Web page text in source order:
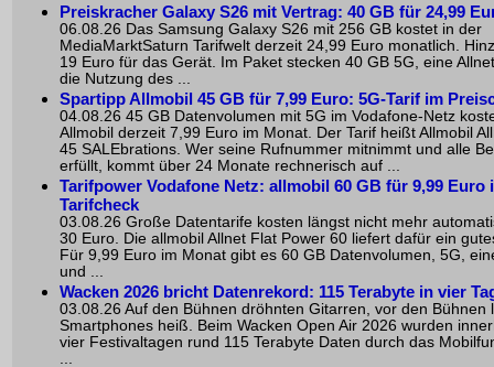
Preiskracher Galaxy S26 mit Vertrag: 40 GB für 24,99
06.08.26 Das Samsung Galaxy S26 mit 256 GB kostet in der
MediaMarktSaturn Tarifwelt derzeit 24,99 Euro monatlich.
19 Euro für das Gerät. Im Paket stecken 40 GB 5G, eine
die Nutzung des ...
Spartipp Allmobil 45 GB für 7,99 Euro: 5G-Tarif im
04.08.26 45 GB Datenvolumen mit 5G im Vodafone-Netz
Allmobil derzeit 7,99 Euro im Monat. Der Tarif heißt Allmobil
45 SALEbrations. Wer seine Rufnummer mitnimmt und alle
erfüllt, kommt über 24 Monate rechnerisch auf ...
Tarifpower Vodafone Netz: allmobil 60 GB für 9,99 Euro
Tarifcheck
03.08.26 Große Datentarife kosten längst nicht mehr
30 Euro. Die allmobil Allnet Flat Power 60 liefert dafür ein
Für 9,99 Euro im Monat gibt es 60 GB Datenvolumen, 5G,
und ...
Wacken 2026 bricht Datenrekord: 115 Terabyte in vier
03.08.26 Auf den Bühnen dröhnten Gitarren, vor den Bühnen
Smartphones heiß. Beim Wacken Open Air 2026 wurden
vier Festivaltagen rund 115 Terabyte Daten durch das